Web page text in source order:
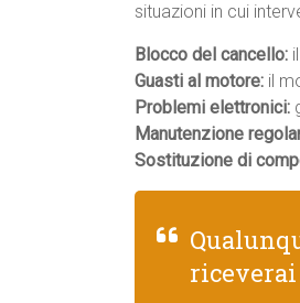
situazioni in cui
Blocco del cancello:
Guasti al motore: il
Problemi elettronici:
Manutenzione
Sostituzione di